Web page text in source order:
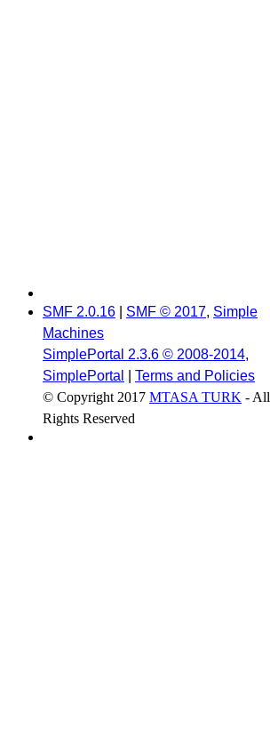
SMF 2.0.16 SMF © 2017, Simple
Machines
SimplePortal 2.3.6 © 2008-2014,
SimplePortal
Terms and Policies
© Copyright 2017 MTASA TURK - All
Rights Reserved